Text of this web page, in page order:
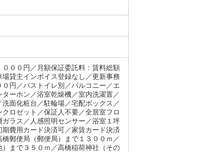
００円／月額保証委託料：賃料総額
貸主インボイス登録なし／更新事務
円／バストイレ別／バルコニー／エ
ーホン／浴室乾燥機／室内洗濯置／
面化粧台／駐輪場／宅配ボックス／
ロゼット／保証人不要／全居室フロ
ラス／人感照明センサー／浴室１坪
費用カード決済可／家賃カード決済
郵便局（郵便局）まで１３００ｍ／
まで３５０ｍ／高橋稲荷神社（その